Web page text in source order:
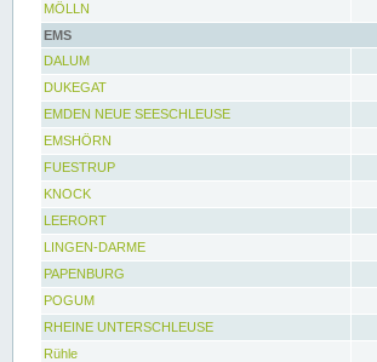
MÖLLN
EMS
DALUM
DUKEGAT
EMDEN NEUE SEESCHLEUSE
EMSHÖRN
FUESTRUP
KNOCK
LEERORT
LINGEN-DARME
PAPENBURG
POGUM
RHEINE UNTERSCHLEUSE
Rühle